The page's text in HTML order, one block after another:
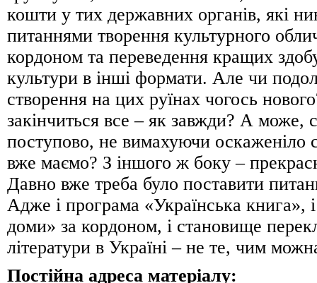
кошти у тих державних органів, які
питаннями творення культурного
кордоном та переведення кращих
культури в інші формати. Але чи
створення на цих руїнах чогось
закінчиться все – як завжди? А може,
поступово, не вимахуючи
вже маємо? З іншого ж боку –
Давно вже треба було поставити
Адже і програма «Українська книга»,
доми» за кордоном, і становище
літератури в Україні – не те, чим
Постійна адреса матеріалу: